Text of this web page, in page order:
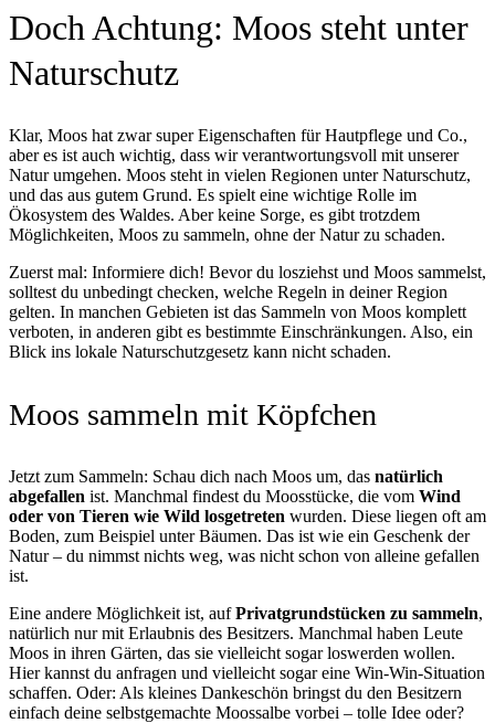
Doch Achtung: Moos steht unter
Naturschutz
Klar, Moos hat zwar super Eigenschaften für Hautpflege und Co.,
aber es ist auch wichtig, dass wir verantwortungsvoll mit unserer
Natur umgehen. Moos steht in vielen Regionen unter Naturschutz,
und das aus gutem Grund. Es spielt eine wichtige Rolle im
Ökosystem des Waldes. Aber keine Sorge, es gibt trotzdem
Möglichkeiten, Moos zu sammeln, ohne der Natur zu schaden.
Zuerst mal: Informiere dich! Bevor du losziehst und Moos sammelst,
solltest du unbedingt checken, welche Regeln in deiner Region
gelten. In manchen Gebieten ist das Sammeln von Moos komplett
verboten, in anderen gibt es bestimmte Einschränkungen. Also, ein
Blick ins lokale Naturschutzgesetz kann nicht schaden.
Moos sammeln mit Köpfchen
Jetzt zum Sammeln: Schau dich nach Moos um, das natürlich
abgefallen ist. Manchmal findest du Moosstücke, die vom Wind
oder von Tieren wie Wild losgetreten wurden. Diese liegen oft am
Boden, zum Beispiel unter Bäumen. Das ist wie ein Geschenk der
Natur – du nimmst nichts weg, was nicht schon von alleine gefallen
ist.
Eine andere Möglichkeit ist, aufPrivatgrundstücken zu sammeln,
natürlich nur mit Erlaubnis des Besitzers. Manchmal haben Leute
Moos in ihren Gärten, das sie vielleicht sogar loswerden wollen.
Hier kannst du anfragen und vielleicht sogar eine Win-Win-Situation
schaffen. Oder: Als kleines Dankeschön bringst du den Besitzern
einfach deine selbstgemachte Moossalbe vorbei – tolle Idee oder?